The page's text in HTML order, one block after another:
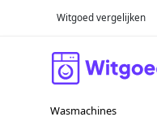
Witgoed vergelijken
Wasmachines